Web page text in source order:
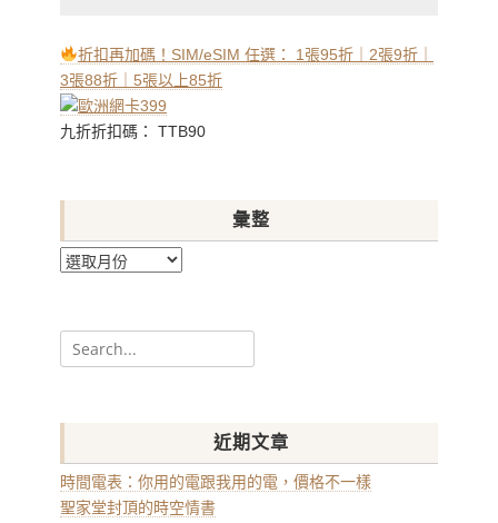
折扣再加碼！SIM/eSIM 任選： 1張95折｜2張9折｜
3張88折｜5張以上85折
九折折扣碼： TTB90
彙整
彙
Search
for:
近期文章
時間電表：你用的電跟我用的電，價格不一樣
聖家堂封頂的時空情書